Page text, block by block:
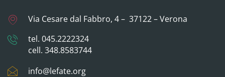
Via Cesare dal Fabbro, 4 – 37122 – Verona
tel. 045.2222324
cell. 348.8583744
info@lefate.org